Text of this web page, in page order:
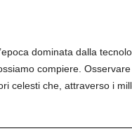
dominata dalla
compiere.
celesti che, attraverso i